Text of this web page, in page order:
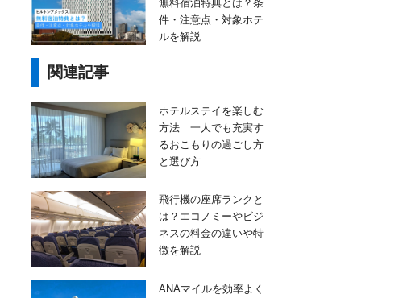
無料宿泊特典とは？条
件・注意点・対象ホテ
ルを解説
関連記事
ホテルステイを楽しむ
方法｜一人でも充実す
るおこもりの過ごし方
と選び方
飛行機の座席ランクと
は？エコノミーやビジ
ネスの料金の違いや特
徴を解説
ANAマイルを効率よく